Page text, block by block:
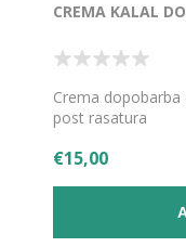
CREMA KALAL
Crema
post rasatura
€15,00